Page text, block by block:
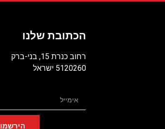
הכתובת שלנו
רחוב כנרת 15, בני-ברק
5120260 ישראל
הירשמו